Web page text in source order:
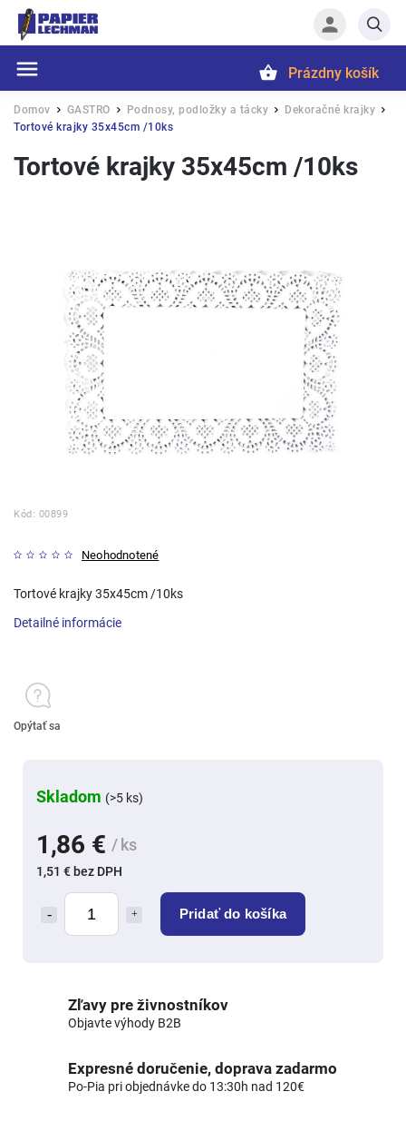
Prázdny košík
Domov / GASTRO / Podnosy, podložky a tácky / Dekoračné krajky /
Tortové krajky 35x45cm /10ks
Tortové krajky 35x45cm /10ks
Kód: 00899
Neohodnotené
1,86 € / ks
1,51 € bez DPH
Pridať do košíka
Skladom (>5 ks)
Tortové krajky 35x45cm /10ks
Detailné informácie
Opýtať sa
Zľavy pre živnostníkov
Objavte výhody B2B
Expresné doručenie, doprava zadarmo
Po-Pia pri objednávke do 13:30h nad 120€